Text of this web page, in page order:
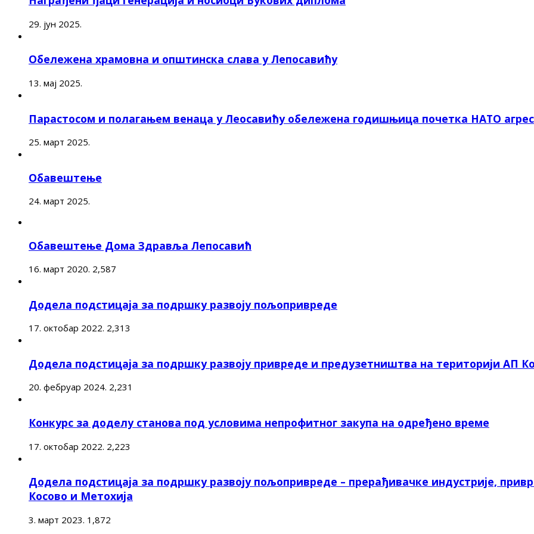
29. јун 2025.
Обележена храмовна и општинска слава у Лепосавићу
13. мај 2025.
Парастосом и полагањем венаца у Леосавићу обележена годишњица почетка НАТО
25. март 2025.
Обавештење
24. март 2025.
Обавештење Дома Здравља Лепосавић
16. март 2020. 2,587
Додела подстицаја за подршку развоју пољопривреде
17. октобар 2022. 2,313
Додела подстицаја за подршку развоју привреде и предузетништва на територији АП
20. фебруар 2024. 2,231
Конкурс за доделу станова под условима непрофитног закупа на одређено време
17. октобар 2022. 2,223
Додела подстицаја за подршку развоју пољопривреде – прерађивачке индустрије,
Косово и Метохија
3. март 2023. 1,872